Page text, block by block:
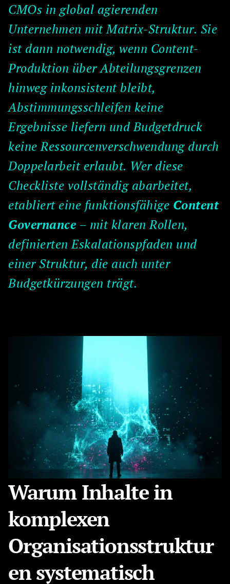
CMOs in global agierenden
Unternehmen mit Matrix-Struktur. Sie
ist dann notwendig, wenn Content-
Produktion über Abteilungsgrenzen
hinweg inkonsistent bleibt,
Abstimmungsschleifen keine
Ergebnisse liefern und Budgetdruck
keine Ressourcenverschwendung durch
Doppelarbeit erlaubt. Wer diese
Checkliste vollständig abarbeitet,
etabliert eine funktionsfähige Content
Governance – mit klaren Rollen,
definierten Eskalationspfaden und
einer Struktur, die auch unter
Budgetkürzungen trägt.
Warum Inhalte in
komplexen
Organisationsstruktur
en systematisch